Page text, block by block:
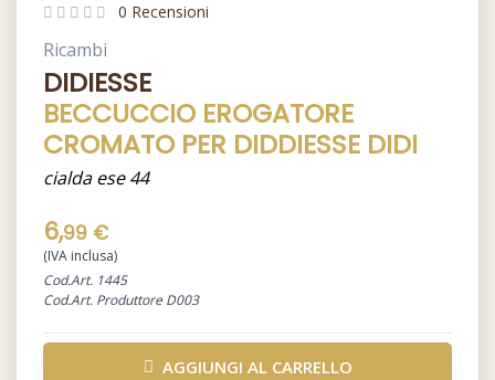
0 Recensioni
Ricambi
DIDIESSE
BECCUCCIO EROGATORE
CROMATO PER DIDDIESSE DIDI
cialda ese 44
6,99 €
(IVA inclusa)
Cod.Art. 1445
Cod.Art. Produttore D003
AGGIUNGI AL CARRELLO